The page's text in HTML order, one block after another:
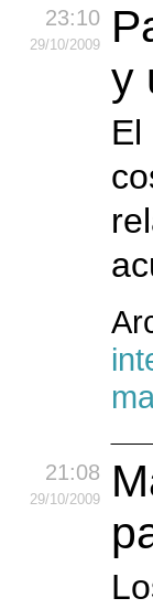
23:10
29/10/2009
y
El
21:08
29/10/2009